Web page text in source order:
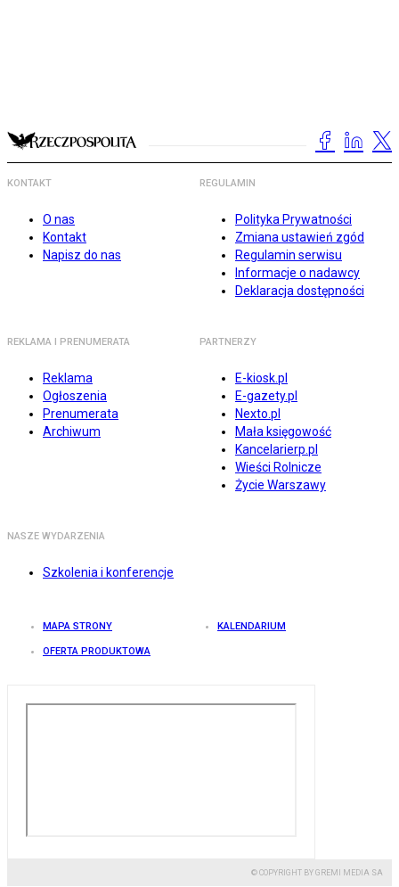
KONTAKT
O nas
Kontakt
Napisz do nas
REGULAMIN
Polityka Prywatności
Zmiana ustawień zgód
Regulamin serwisu
Informacje o nadawcy
Deklaracja dostępności
REKLAMA I PRENUMERATA
Reklama
Ogłoszenia
Prenumerata
Archiwum
PARTNERZY
E-kiosk.pl
E-gazety.pl
Nexto.pl
Mała księgowość
Kancelarierp.pl
Wieści Rolnicze
Życie Warszawy
NASZE WYDARZENIA
Szkolenia i konferencje
MAPA STRONY KALENDARIUM
OFERTA PRODUKTOWA
© COPYRIGHT BY GREMI MEDIA SA